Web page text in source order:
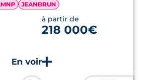
JEANBRUN
à partir de
218 000€